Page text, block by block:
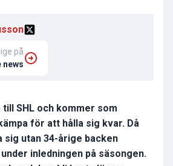
på
news
till SHL och kommer som
för att hålla sig kvar. Då
sig utan 34-årige backen
inledningen på säsongen.